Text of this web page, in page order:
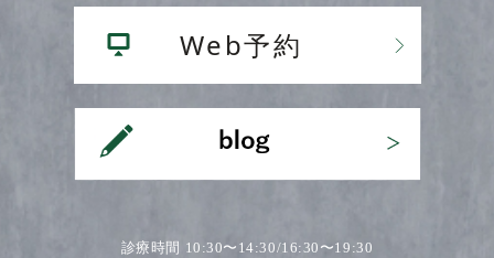
診療時間 10:30〜14:30/16:30〜19:30